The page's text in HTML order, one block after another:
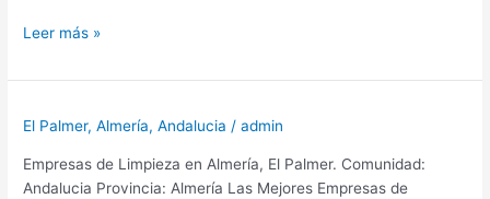
Empresas
Limpieza
Almeria
Leer más »
El Palmer,Almería,Andalucia /admin
Empresas de Limpieza en Almería, El Palmer. Comunidad:
Andalucia Provincia: Almería Las Mejores Empresas de